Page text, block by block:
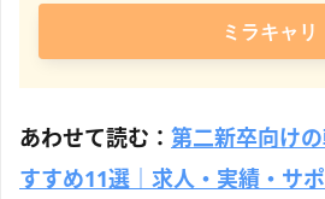
ミラキャリ
あわせて読む： 第二新卒向け
すすめ11選｜求人・実績・サ